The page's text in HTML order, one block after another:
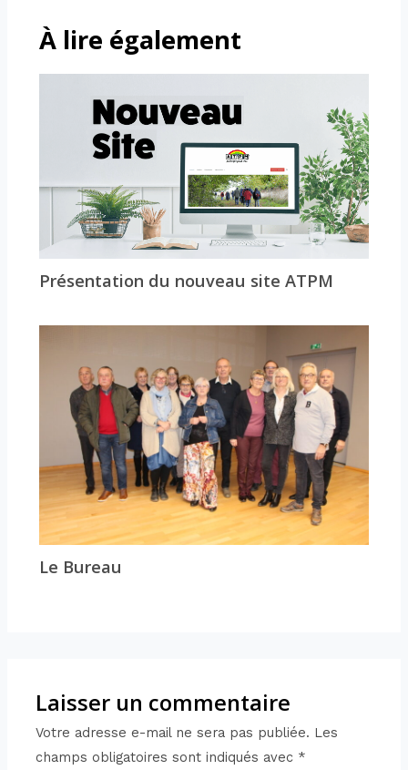
À lire également
Présentation du nouveau site ATPM
Le Bureau
Laisser un commentaire
Votre adresse e-mail ne sera pas publiée. Les
champs obligatoires sont indiqués avec *